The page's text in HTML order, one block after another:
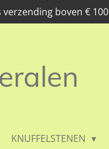
verzending boven € 100
KNUFFELSTENEN